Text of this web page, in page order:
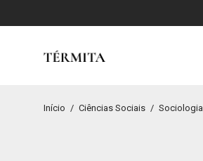
Início / Ciências Sociais / Sociologia